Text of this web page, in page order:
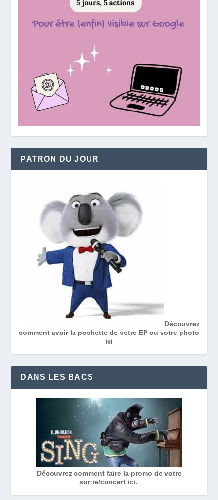
PATRON DU JOUR
Découvrez
comment avoir la pochette de votre EP ou votre photo
ici
DANS LES BACS
Découvrez comment faire la promo de votre
sortie/concert ici.